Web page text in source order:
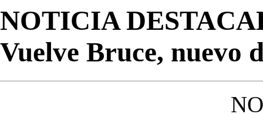
NOTICIA
Vuelve Bruce, nuevo